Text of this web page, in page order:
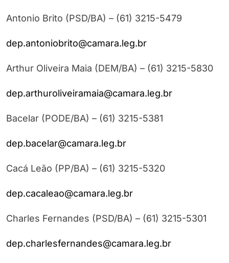
Antonio Brito (PSD/BA) – (61) 3215-5479
dep.antoniobrito@camara.leg.br
Arthur Oliveira Maia (DEM/BA) – (61) 3215-5830
dep.arthuroliveiramaia@camara.leg.br
Bacelar (PODE/BA) – (61) 3215-5381
dep.bacelar@camara.leg.br
Cacá Leão (PP/BA) – (61) 3215-5320
dep.cacaleao@camara.leg.br
Charles Fernandes (PSD/BA) – (61) 3215-5301
dep.charlesfernandes@camara.leg.br